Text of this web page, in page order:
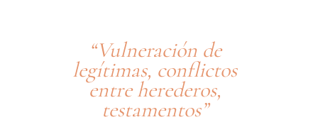
“Vulneración de
legítimas, conflictos
entre herederos,
testamentos”